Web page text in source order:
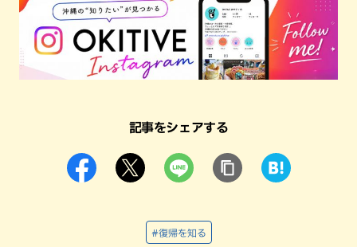
記事をシェアする
#復帰を知る